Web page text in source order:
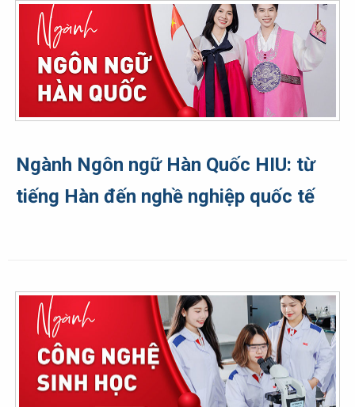
Ngành Ngôn ngữ Hàn Quốc HIU: từ
tiếng Hàn đến nghề nghiệp quốc tế